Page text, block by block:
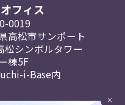
フィス
0019
高松市サンポート
松シンボルタワー
棟5F
i-Base内
×